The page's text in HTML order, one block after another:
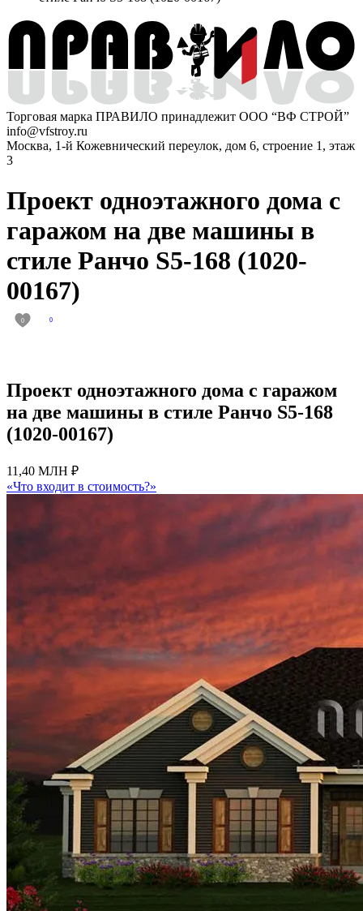
Торговая марка ПРАВИЛО принадлежит ООО “ВФ СТРОЙ”
info@vfstroy.ru
Москва, 1-й Кожевнический переулок, дом 6, строение 1, этаж
3
Проект одноэтажного дома с
гаражом на две машины в
стиле Ранчо S5-168 (1020-
00167)
0 0
Проект одноэтажного дома с гаражом
на две машины в стиле Ранчо S5-168
(1020-00167)
11,40 МЛН ₽
«Что входит в стоимость?»